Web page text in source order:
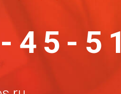
45-51